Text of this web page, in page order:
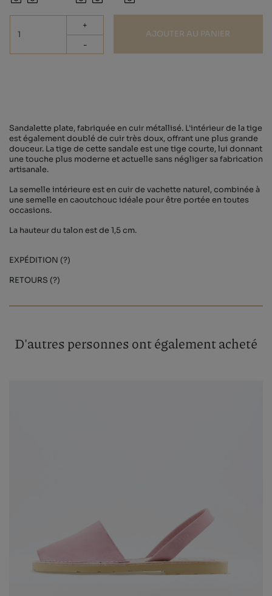
+
-
AJOUTER AU PANIER
Sandalette plate, fabriquée en cuir métallisé. L'intérieur de la tige
est également doublé de cuir très doux, offrant une plus grande
douceur. La tige de cette sandale est une tige courte, lui donnant
une touche plus moderne et actuelle sans négliger sa fabrication
artisanale.
La semelle intérieure est en cuir de vachette naturel, combinée à
une semelle en caoutchouc idéale pour être portée en toutes
occasions.
La hauteur du talon est de 1,5 cm.
EXPÉDITION (?)
RETOURS (?)
D'autres personnes ont également acheté